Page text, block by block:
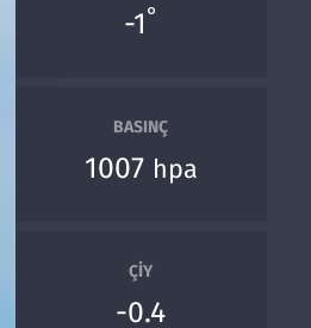
-1°
BASINÇ
1007 hpa
ÇIY
-0.4